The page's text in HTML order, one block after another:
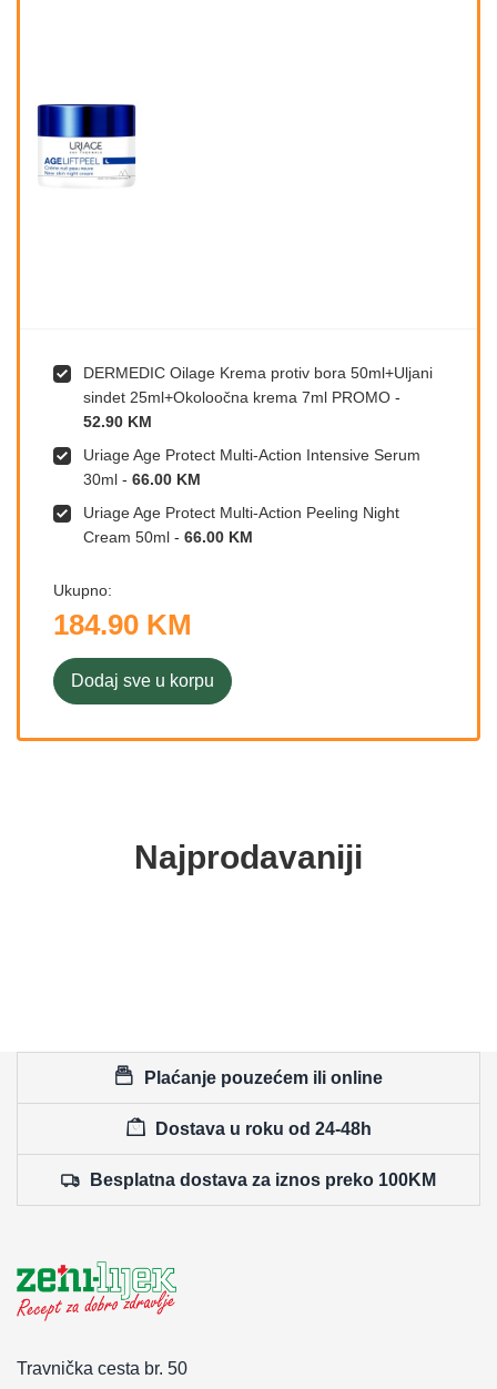
DERMEDIC Oilage Krema protiv bora 50ml+Uljani
sindet 25ml+Okoloočna krema 7ml PROMO -
52.90 KM
Uriage Age Protect Multi-Action Intensive Serum
30ml - 66.00 KM
Uriage Age Protect Multi-Action Peeling Night
Cream 50ml - 66.00 KM
Ukupno:
184.90 KM
Dodaj sve u korpu
Najprodavaniji
Plaćanje pouzećem ili online
Dostava u roku od 24-48h
Besplatna dostava za iznos preko 100KM
Travnička cesta br. 50